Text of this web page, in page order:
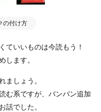
の付け方
ていいものは今読もう！
します。
ましょう。
む系ですが、バンバン追加
話でした。